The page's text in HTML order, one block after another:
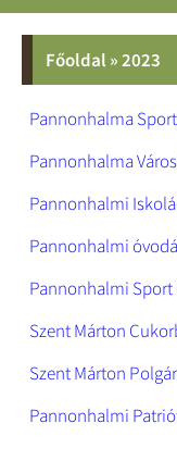
Főoldal »2023
Pannonhalma
Pannonhalma
Pannonhalmi
Pannonhalmi
Pannonhalmi Sport
Szent Márton
Szent Márton
Pannonhalmi